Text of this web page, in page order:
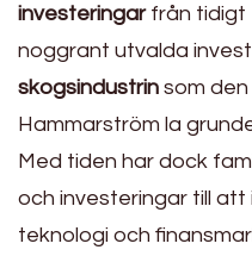
investeringarfrån tidigt
noggrant utvalda
skogsindustrin som
Hammarström la
Med tiden har dock
och investeringar till
teknologi och